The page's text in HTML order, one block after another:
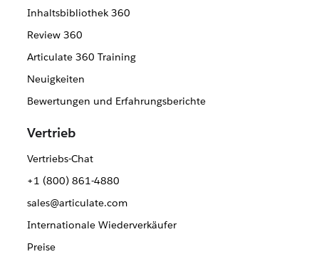
Inhaltsbibliothek 360
Review 360
Articulate 360 Training
Neuigkeiten
Bewertungen und Erfahrungsberichte
Vertrieb
Vertriebs-Chat
+1 (800) 861-4880
sales@articulate.com
Internationale Wiederverkäufer
Preise